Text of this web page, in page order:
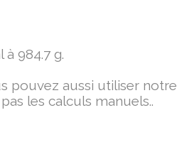
984.7 g.
pouvez aussi utiliser notre
les calculs manuels..